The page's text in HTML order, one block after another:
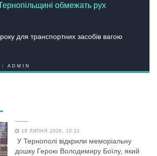
обмежать рух
для транспортних засобів вагою
| ADMIN
18 ЛИПНЯ 2026, 10:21
У Тернополі відкрили меморіальну
дошку Герою Володимиру Боїлу, який